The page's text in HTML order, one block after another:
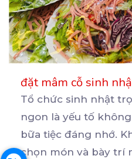
đặt mâm cỗ sinh
Tổ chức sinh nhật
ngon là yếu tố
bữa tiệc đáng nhớ.
chọn món và bày trí